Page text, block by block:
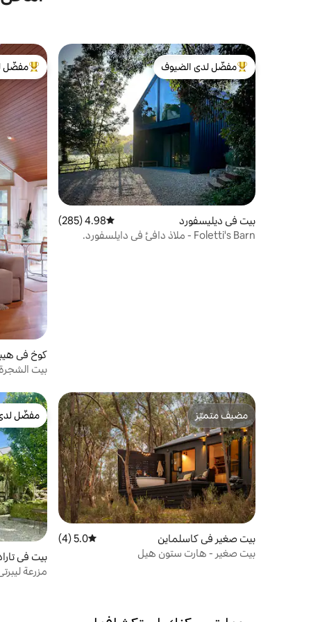
من أبرز البيوت المفضّلة لدى الضيوف
مفضّل لدى الضيوف
بيت في ديليسفورد متوسط التقييم 4.98 من 5، 285 مراجعات
4.98 (285)
Foletti's Barn - ملاذ دافئ في دايلسفورد.
من أبرز
مفضّل
كوخ في
بيت
مضيف متميّز
مضيف متميّز
بيت صغير في كاسلماين متوسط التقييم 5.0 من 5، 4 مراجعات
5.0 (4)
بيت صغير - هارت ستون هيل
مفضّل
مفضّل
بيت في
مزرعة